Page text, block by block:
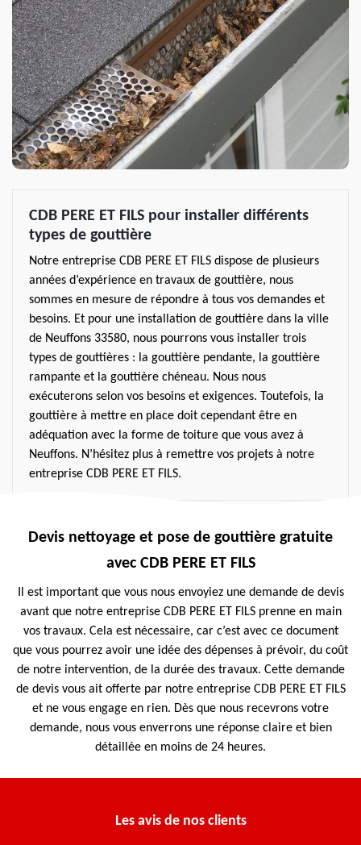
CDB PERE ET FILS pour installer différents
types de gouttière
Notre entreprise CDB PERE ET FILS dispose de plusieurs
années d’expérience en travaux de gouttière, nous
sommes en mesure de répondre à tous vos demandes et
besoins. Et pour une installation de gouttière dans la ville
de Neuffons 33580, nous pourrons vous installer trois
types de gouttières : la gouttière pendante, la gouttière
rampante et la gouttière chéneau. Nous nous
exécuterons selon vos besoins et exigences. Toutefois, la
gouttière à mettre en place doit cependant être en
adéquation avec la forme de toiture que vous avez à
Neuffons. N’hésitez plus à remettre vos projets à notre
entreprise CDB PERE ET FILS.
Devis nettoyage et pose de gouttière gratuite
avec CDB PERE ET FILS
Il est important que vous nous envoyiez une demande de devis
avant que notre entreprise CDB PERE ET FILS prenne en main
vos travaux. Cela est nécessaire, car c’est avec ce document
que vous pourrez avoir une idée des dépenses à prévoir, du coût
de notre intervention, de la durée des travaux. Cette demande
de devis vous ait offerte par notre entreprise CDB PERE ET FILS
et ne vous engage en rien. Dès que nous recevrons votre
demande, nous vous enverrons une réponse claire et bien
détaillée en moins de 24 heures.
Les avis de nos clients